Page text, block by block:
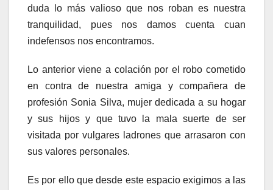
duda lo más valioso que nos roban es nuestra
tranquilidad, pues nos damos cuenta cuan
indefensos nos encontramos.
Lo anterior viene a colación por el robo cometido
en contra de nuestra amiga y compañera de
profesión Sonia Silva, mujer dedicada a su hogar
y sus hijos y que tuvo la mala suerte de ser
visitada por vulgares ladrones que arrasaron con
sus valores personales.
Es por ello que desde este espacio exigimos a las